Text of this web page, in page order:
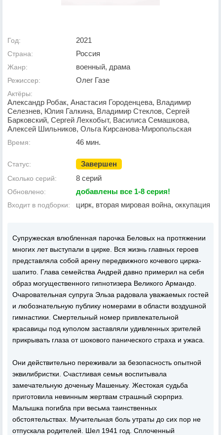
Год: 2021
Страна: Россия
Жанр: военный, драма
Режиссер: Олег Газе
Актёры:
Александр Робак, Анастасия Городенцева, Владимир
Селезнев, Юлия Галкина, Владимир Стеклов, Сергей
Барковский, Сергей Лехкобыт, Василиса Семашкова,
Алексей Шильников, Ольга Кирсанова-Миропольская
Время: 46 мин.
Статус: Завершен
Сколько серий: 8 серий
Обновлено: добавлены все 1-8 серия!
Входит в подборки: цирк, вторая мировая война, оккупация
Супружеская влюбленная парочка Беловых на протяжении
многих лет выступали в цирке. Вся жизнь главных героев
представляла собой арену передвижного кочевого цирка-
шапито. Глава семейства Андрей давно примерил на себя
образ могущественного гипнотизера Великого Армандо.
Очаровательная супруга Эльза радовала уважаемых гостей
и любознательную публику номерами в области воздушной
гимнастики. Смертельный номер привлекательной
красавицы под куполом заставляли удивленных зрителей
прикрывать глаза от шокового панического страха и ужаса.
Они действительно переживали за безопасность опытной
эквилибристки. Счастливая семья воспитывала
замечательную доченьку Машеньку. Жестокая судьба
приготовила невинным жертвам страшный сюрприз.
Малышка погибла при весьма таинственных
обстоятельствах. Мучительная боль утраты до сих пор не
отпускала родителей. Шел 1941 год. Сплоченный